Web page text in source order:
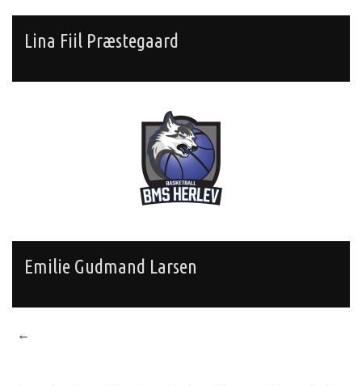
Lina Fiil Præstegaard
Emilie Gudmand Larsen
Posts
←